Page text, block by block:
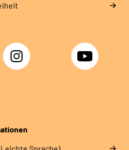
Instagram YouTube